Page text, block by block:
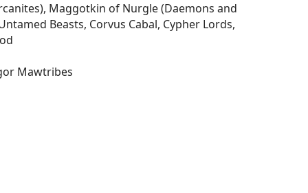
Maggotkin of Nurgle (Daemons and
Beasts, Corvus Cabal, Cypher Lords,
Mawtribes